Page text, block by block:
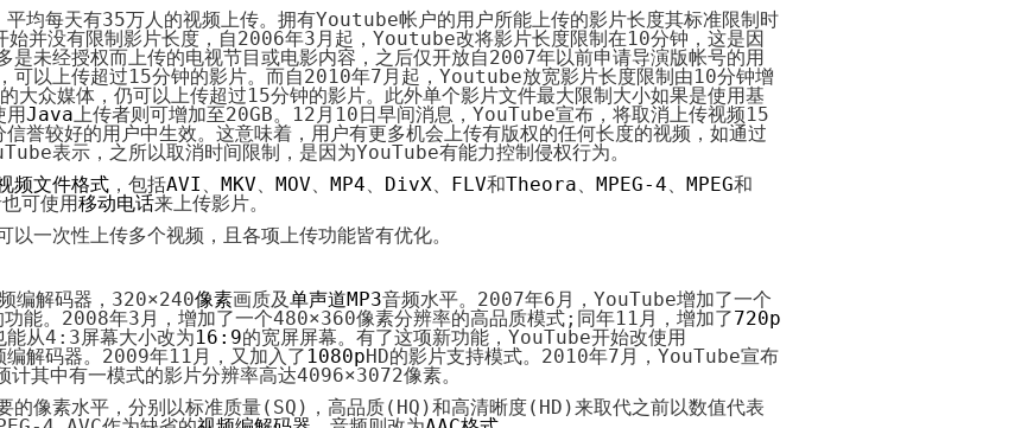
网
店
页
面
需
要
具
备
的
素
一
个
成
功
网
的
因
的
8
件
事
上
促
主
要
的
三
种
形
式
为
么
代
好
程
什
么
是
货？
如
何
生
成
订
如
务
特
征
电
子
商
务
勇
还
子
商
务
的
成
关
键
秘
籍
骤
建
设
网
站
开
网
店
注
开
网
店
的
具
步
骤
如
何
描
述
产
开
模
板
网
店
装
修
网
店
装
修
10
要
大
忌
网
店
修
8
条
状
背
红
色
模
灰
经
典
名
言
100
句
关
于
谦
句
100
句
奋
向
上
平均每天有35万人的视频上传。 拥有Youtube帐户的用户所能上传的影片长度其标准限制时
始并没有限制影片长度，自2006年3月起， Youtube改将影片长度限制在10分钟，这是因
是未经授权而上传的电视节目或电影内容，之后仅开放自2007年以前申请导演版帐号的用
可以上传超过15分钟的影片。而自2010年7月起， Youtube放宽影片长度限制由10分钟增
大众媒体，仍可以上传超过15分钟的影片。此外单个影片文件最大限制大小如果是使用基
用Java上传者则可增加至20GB。 12月 10日早间消息， YouTube宣布，将取消上传视频15
誉较好的用户中生效。这意味着，用户有更多机会上传有版权的任何长度的视频，如通过
表示，之所以取消时间限制，是因为YouTube有能力控制侵权行为。
频文件格式 ，包括AVI 、 MKV、 MOV、 MP4、 DivX、 FLV和Theora、 MPEG-4、 MPEG和
也可使用移动电话来上传影片。
以一次性上传多个视频，且各项上传功能皆有优化。
编解码器， 320×240像素画质及单声道MP3音频水平。 2007年6月， YouTube增加了一个
能。 2008年3月，增加了一个480×360像素分辨率的高品质模式; 同年11月，增加了720p
能从4:3屏幕大小改为16:9的宽屏屏幕。有了这项新功能， YouTube开始改使用
解码器。 2009年11月，又加入了 1080pHD的影片支持模式。 2010年7月， YouTube宣布
计其中有一模式的影片分辨率高达4096×3072像素。
的像素水平，分别以标准质量( SQ ) ，高品质( HQ )和高清晰度( HD )来取代之前以数值代表